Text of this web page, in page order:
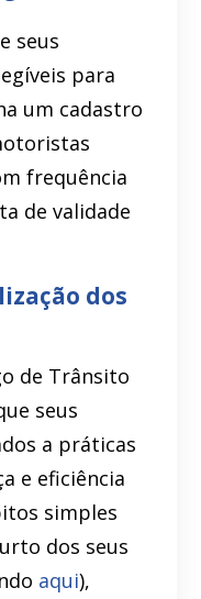
seus
para
um cadastro
frequência
de validade
dos
de Trânsito
seus
a práticas
e eficiência
simples
dos seus
aqui),